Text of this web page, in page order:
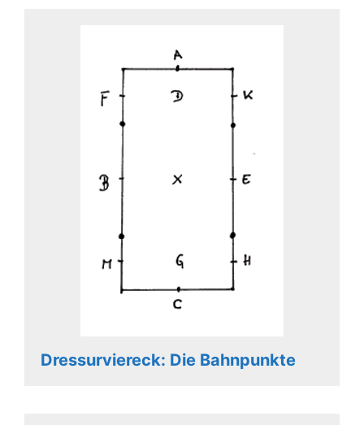
Dressurviereck: Die Bahnpunkte